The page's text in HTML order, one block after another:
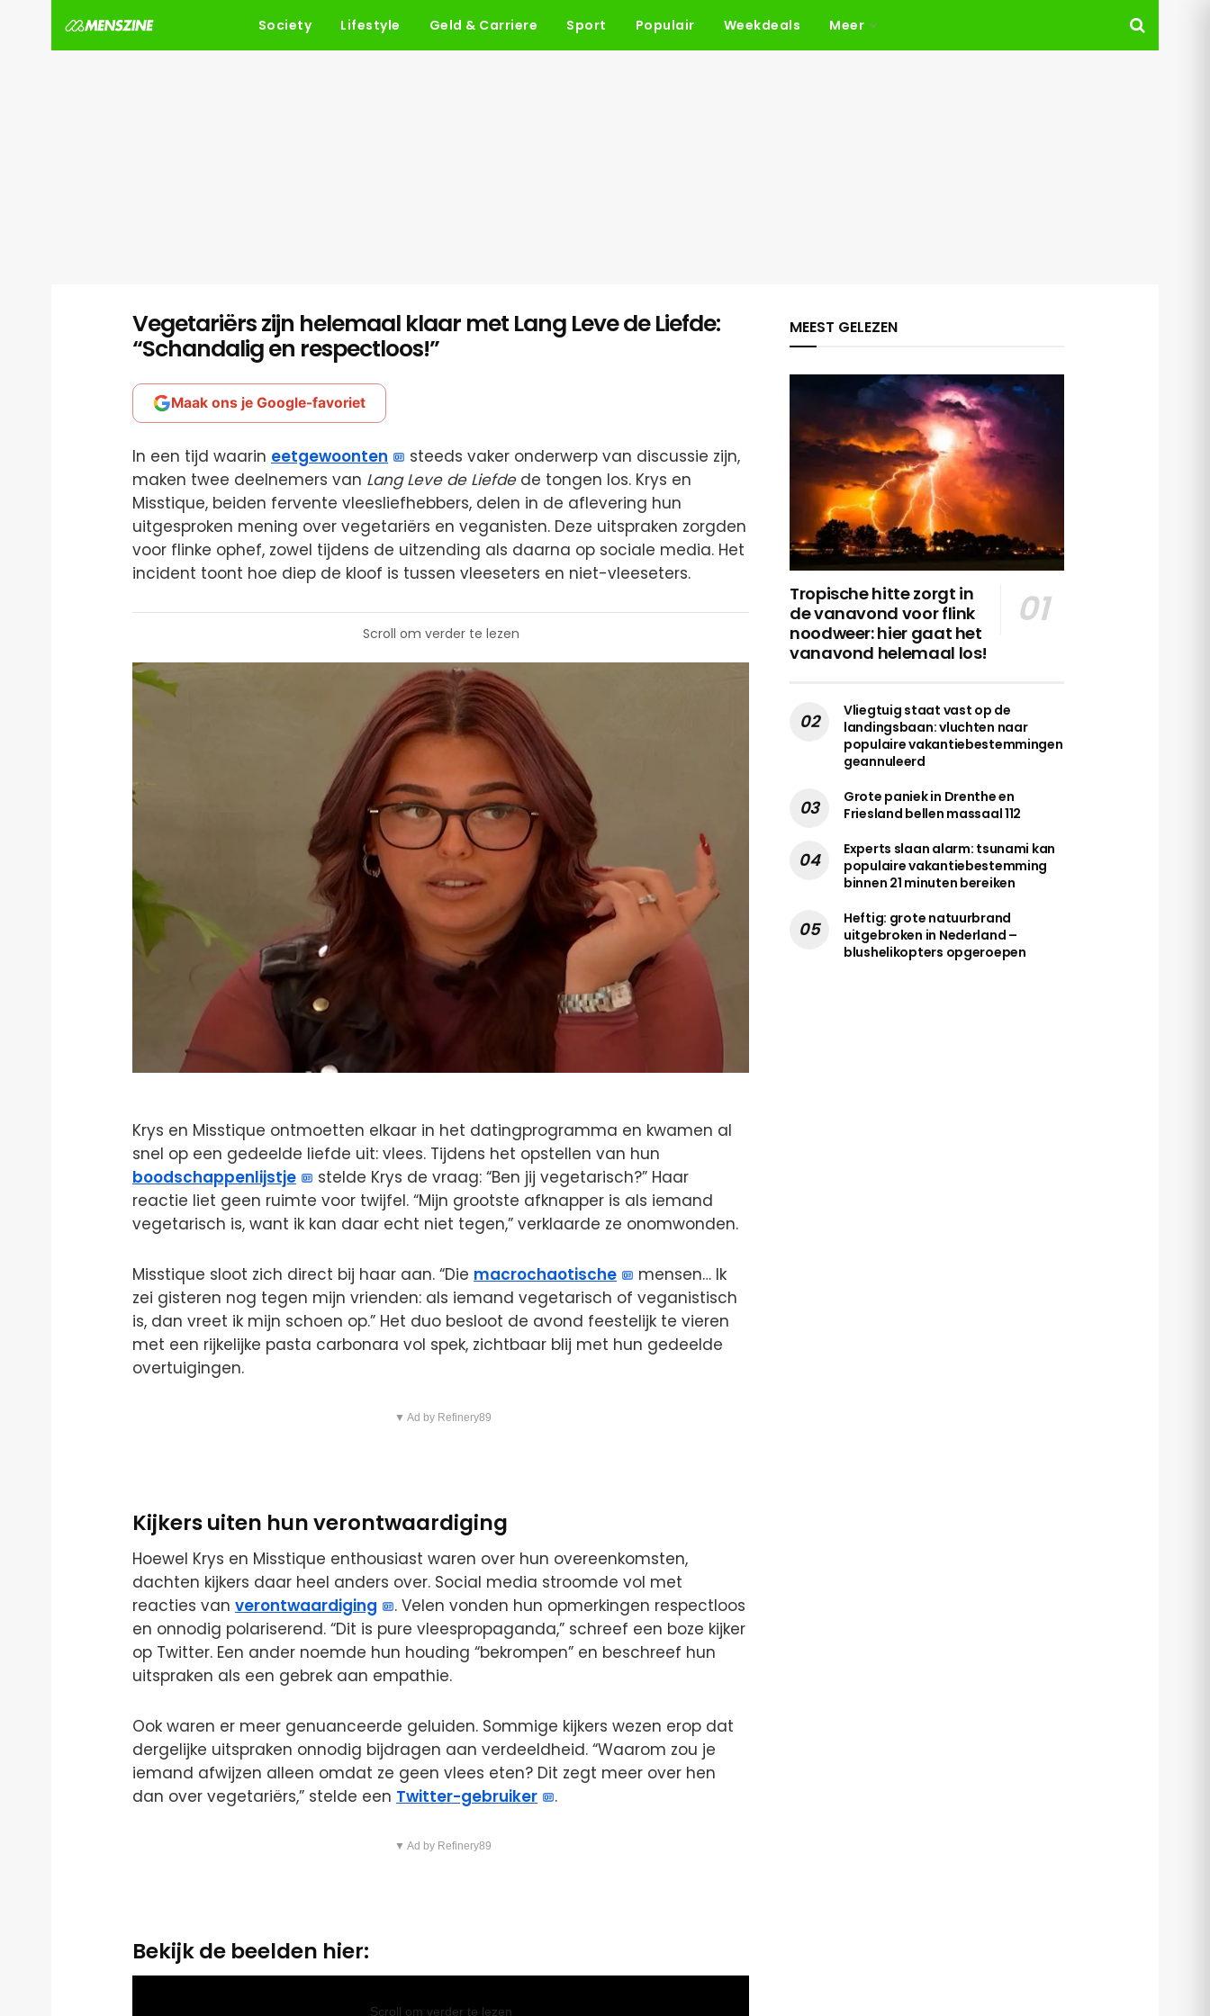
Society Lifestyle Geld & Carriere Sport Populair Weekdeals Meer
Vegetariërs zijn helemaal klaar met Lang Leve de Liefde:
“Schandalig en respectloos!”
Maak ons je Google-favoriet
In een tijd waarin eetgewoonten
steeds vaker onderwerp van discussie zijn,
maken twee deelnemers van Lang Leve de Liefdede tongen los. Krys en
Misstique, beiden fervente vleesliefhebbers, delen in de aflevering hun
uitgesproken mening over vegetariërs en veganisten. Deze uitspraken zorgden
voor flinke ophef, zowel tijdens de uitzending als daarna op sociale media. Het
incident toont hoe diep de kloof is tussen vleeseters en niet-vleeseters.
Scroll om verder te lezen
Krys en Misstique ontmoetten elkaar in het datingprogramma en kwamen al
snel op een gedeelde liefde uit: vlees. Tijdens het opstellen van hun
boodschappenlijstje
stelde Krys de vraag: “Ben jij vegetarisch?” Haar
reactie liet geen ruimte voor twijfel. “Mijn grootste afknapper is als iemand
vegetarisch is, want ik kan daar echt niet tegen,” verklaarde ze onomwonden.
Misstique sloot zich direct bij haar aan. “Die macrochaotische
mensen… Ik
zei gisteren nog tegen mijn vrienden: als iemand vegetarisch of veganistisch
is, dan vreet ik mijn schoen op.” Het duo besloot de avond feestelijk te vieren
met een rijkelijke pasta carbonara vol spek, zichtbaar blij met hun gedeelde
overtuigingen.
▼ Ad by Refinery89
Kijkers uiten hun verontwaardiging
Hoewel Krys en Misstique enthousiast waren over hun overeenkomsten,
dachten kijkers daar heel anders over. Social media stroomde vol met
reacties van verontwaardiging
. Velen vonden hun opmerkingen respectloos
en onnodig polariserend. “Dit is pure vleespropaganda,” schreef een boze kijker
op Twitter. Een ander noemde hun houding “bekrompen” en beschreef hun
uitspraken als een gebrek aan empathie.
Ook waren er meer genuanceerde geluiden. Sommige kijkers wezen erop dat
dergelijke uitspraken onnodig bijdragen aan verdeeldheid. “Waarom zou je
iemand afwijzen alleen omdat ze geen vlees eten? Dit zegt meer over hen
dan over vegetariërs,” stelde een Twitter-gebruiker .
▼ Ad by Refinery89
Bekijk de beelden hier:
Scroll om verder te lezen
MEEST GELEZEN
Tropische hitte zorgt in
de vanavond voor flink
noodweer: hier gaat het
vanavond helemaal los!
Vliegtuig staat vast op de
landingsbaan: vluchten naar
populaire vakantiebestemmingen
geannuleerd
Grote paniek in Drenthe en
Friesland bellen massaal 112
Experts slaan alarm: tsunami kan
populaire vakantiebestemming
binnen 21 minuten bereiken
Heftig: grote natuurbrand
uitgebroken in Nederland –
blushelikopters opgeroepen